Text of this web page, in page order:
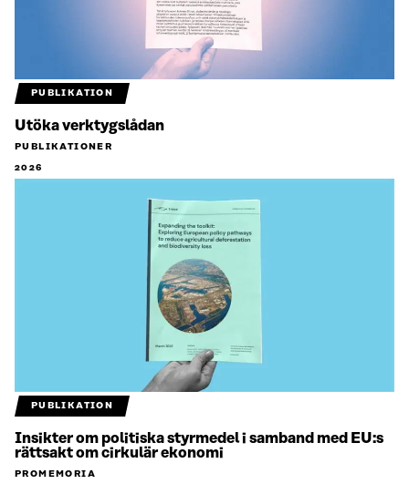
PUBLIKATION
Utöka verktygslådan
PUBLIKATIONER
2026
PUBLIKATION
Insikter om politiska styrmedel i samband med EU:s
rättsakt om cirkulär ekonomi
PROMEMORIA